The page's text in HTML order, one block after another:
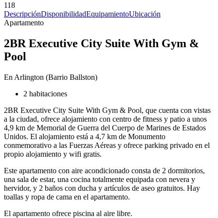
118
DescripciónDisponibilidadEquipamientoUbicación
Apartamento
2BR Executive City Suite With Gym &
Pool
En Arlington (Barrio Ballston)
2 habitaciones
2BR Executive City Suite With Gym & Pool, que cuenta con vistas
a la ciudad, ofrece alojamiento con centro de fitness y patio a unos
4,9 km de Memorial de Guerra del Cuerpo de Marines de Estados
Unidos. El alojamiento está a 4,7 km de Monumento
conmemorativo a las Fuerzas Aéreas y ofrece parking privado en el
propio alojamiento y wifi gratis.
Este apartamento con aire acondicionado consta de 2 dormitorios,
una sala de estar, una cocina totalmente equipada con nevera y
hervidor, y 2 baños con ducha y artículos de aseo gratuitos. Hay
toallas y ropa de cama en el apartamento.
El apartamento ofrece piscina al aire libre.